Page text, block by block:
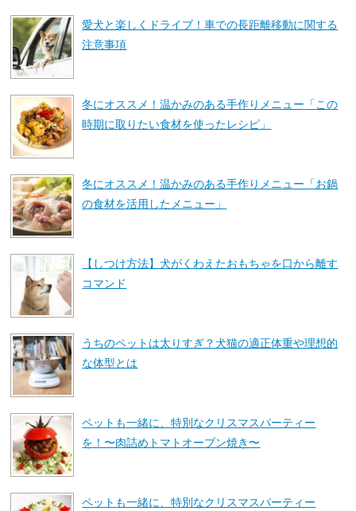
愛犬と楽しくドライブ！車での長距離移動に関する
注意事項
冬にオススメ！温かみのある手作りメニュー「この
時期に取りたい食材を使ったレシピ」
冬にオススメ！温かみのある手作りメニュー「お鍋
の食材を活用したメニュー」
【しつけ方法】犬がくわえたおもちゃを口から離す
コマンド
うちのペットは太りすぎ？犬猫の適正体重や理想的
な体型とは
ペットも一緒に、特別なクリスマスパーティー
を！〜肉詰めトマトオーブン焼き〜
ペットも一緒に、特別なクリスマスパーティー